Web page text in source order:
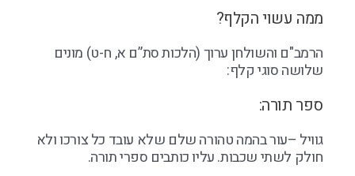
ממה עשוי הקלף?
הרמב"ם והשולחן ערוך (הלכות סת”ם א, ח-ט) מונים
שלושה סוגי קלף:
ספר תורה:
גוויל –עור בהמה טהורה שלם שלא עובד כל צורכו ולא
חולק לשתי שכבות. עליו כותבים ספרי תורה.